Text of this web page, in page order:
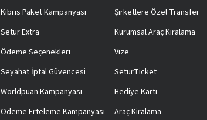
Kıbrıs Paket Kampanyası
Setur Extra
Ödeme Seçenekleri
Seyahat İptal Güvencesi
Worldpuan Kampanyası
Ödeme Erteleme Kampanyası
Şirketlere Özel Transfer
Kurumsal Araç Kiralama
Vize
SeturTicket
Hediye Kartı
Araç Kiralama